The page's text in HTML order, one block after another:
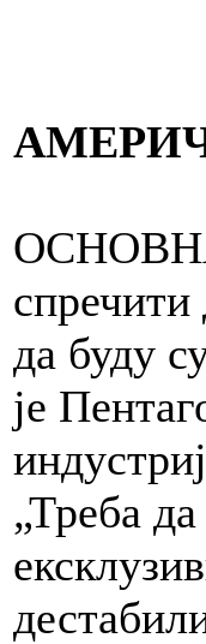
ОСНОВНА
да буду
је
„Треба